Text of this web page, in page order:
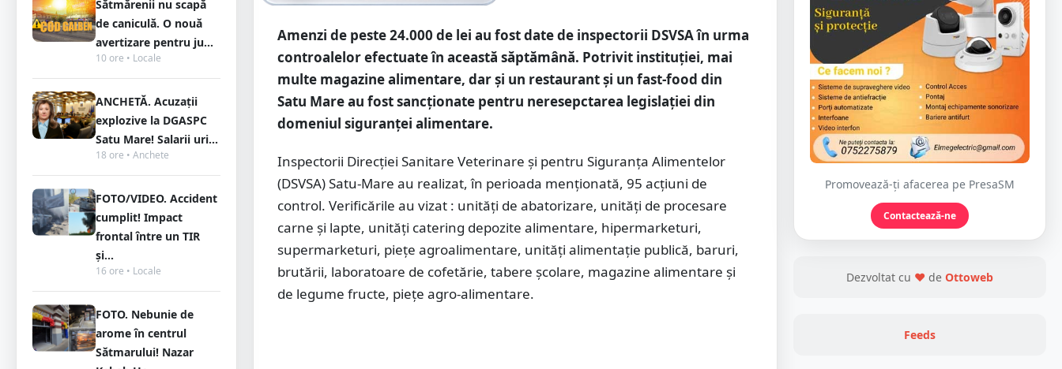
Sătmărenii nu scapă
de caniculă. O nouă
avertizare pentru ju...
10 ore • Locale
ANCHETĂ. Acuzații
explozive la DGASPC
Satu Mare! Salarii uri...
18 ore • Anchete
FOTO/VIDEO. Accident
cumplit! Impact
frontal între un TIR
și...
16 ore • Locale
FOTO. Nebunie de
arome în centrul
Sătmarului! Nazar
Amenzi de peste 24.000 de lei au fost date de inspectorii DSVSA în urma
controalelor efectuate în această săptămână. Potrivit instituției, mai
multe magazine alimentare, dar și un restaurant și un fast-food din
Satu Mare au fost sancționate pentru neresepctarea legislației din
domeniul siguranței alimentare.
Inspectorii Direcției Sanitare Veterinare și pentru Siguranța Alimentelor
(DSVSA) Satu-Mare au realizat, în perioada menționată, 95 acțiuni de
control. Verificările au vizat : unități de abatorizare, unități de procesare
carne și lapte, unități catering depozite alimentare, hipermarketuri,
supermarketuri, piețe agroalimentare, unități alimentație publică, baruri,
brutării, laboratoare de cofetărie, tabere școlare, magazine alimentare și
de legume fructe, piețe agro-alimentare.
Promovează-ți afacerea pe PresaSM
Contactează-ne
Dezvoltat cu ❤ de Ottoweb
Feeds